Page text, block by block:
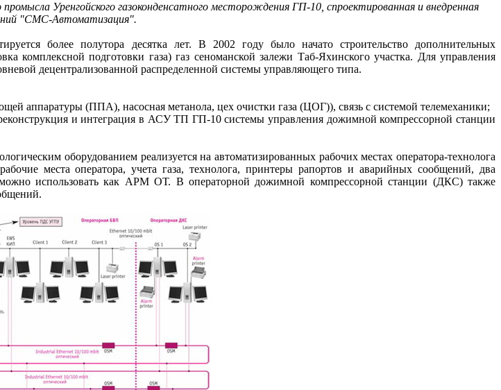
Уренгойского газоконденсатного месторождения ГП-10, спроектированная и внедренная
"СМС-Автоматизация".
более полутора десятка лет. В 2002 году было начато строительство дополнительных
комплексной подготовки газа) газ сеноманской залежи Таб-Яхинского участка. Для управления
децентрализованной распределенной системы управляющего типа.
аппаратуры (ППА), насосная метанола, цех очистки газа (ЦОГ)), связь с системой телемеханики;
и интеграция в АСУ ТП ГП-10 системы управления дожимной компрессорной станции
оборудованием реализуется на автоматизированных рабочих местах оператора-технолога
места оператора, учета газа, технолога, принтеры рапортов и аварийных сообщений, два
использовать как АРМ ОТ. В операторной дожимной компрессорной станции (ДКС) также